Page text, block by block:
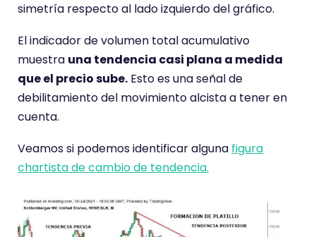
simetría respecto al lado izquierdo del gráfico.
El indicador de volumen total acumulativo
muestra una tendencia casi plana a medida
que el precio sube. Esto es una señal de
debilitamiento del movimiento alcista a tener en
cuenta.
Veamos si podemos identificar alguna figura
chartista de cambio de tendencia.